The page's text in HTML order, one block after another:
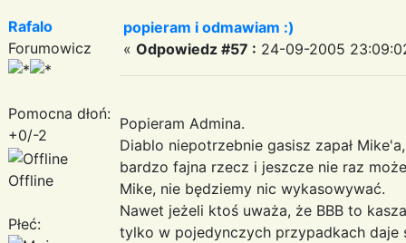
Rafalo
Forumowicz
Pomocna dłoń:
+0/-2
Offline
Płeć:
popieram i odmawiam :)
« Odpowiedz #57 : 24-09-2005
Popieram Admina.
Diablo niepotrzebnie gasisz zapał
bardzo fajna rzecz i jeszcze nie raz
Mike, nie będziemy nic wykasowywać.
Nawet jeżeli ktoś uważa, że BBB to
tylko w pojedynczych przypadkach daje